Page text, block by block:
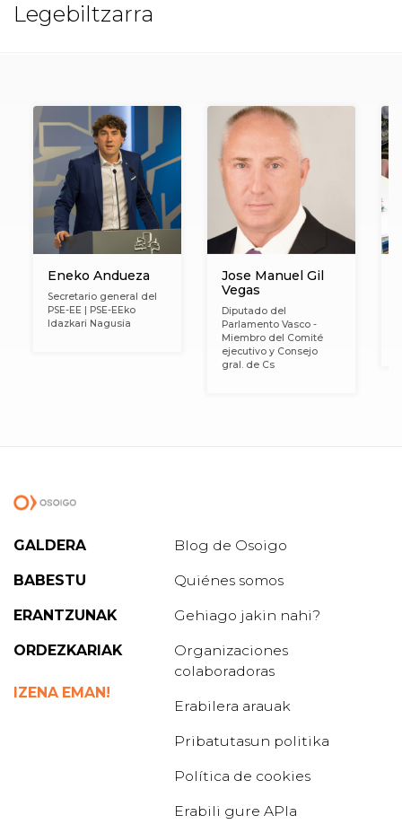
Legebiltzarra
Eneko Andueza
Secretario general del
PSE-EE | PSE-EEko
Idazkari Nagusia
Jose Manuel Gil
Vegas
Diputado del
Parlamento Vasco -
Miembro del Comité
ejecutivo y Consejo
gral. de Cs
GALDERA
BABESTU
ERANTZUNAK
ORDEZKARIAK
IZENA EMAN!
Blog de Osoigo
Quiénes somos
Gehiago jakin nahi?
Organizaciones
colaboradoras
Erabilera arauak
Pribatutasun politika
Política de cookies
Erabili gure APIa